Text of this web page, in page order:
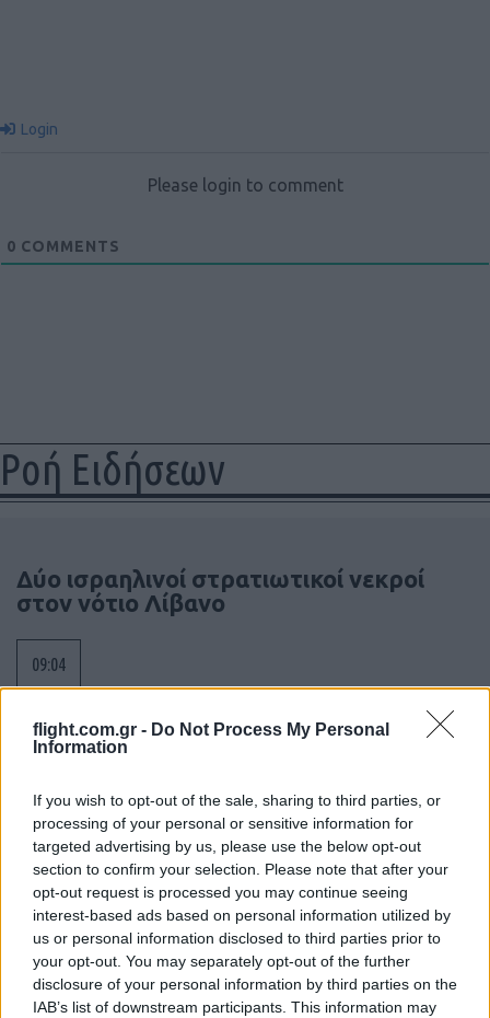
flight.com.gr - Do Not Process My Personal
Information
If you wish to opt-out of the sale, sharing to third parties, or
processing of your personal or sensitive information for
targeted advertising by us, please use the below opt-out
section to confirm your selection. Please note that after your
opt-out request is processed you may continue seeing
interest-based ads based on personal information utilized by
us or personal information disclosed to third parties prior to
your opt-out. You may separately opt-out of the further
disclosure of your personal information by third parties on the
IAB’s list of downstream participants. This information may
Ροή Ειδήσεων
Δύο ισραηλινοί στρατιωτικοί νεκροί
στον νότιο Λίβανο
09:04
X-62A VISTA με Legion Pod: Τεχνητή
αυτόνομων αερομαχιών – Βίντεο
08:59
Ιράν και Ομάν: συμφώνησαν για νέο
δρομολόγιο πλοίων που θέλουν να
διασχίσουν τα Στενά του Ορμούζ
Login
Please login to comment
0 COMMENTS